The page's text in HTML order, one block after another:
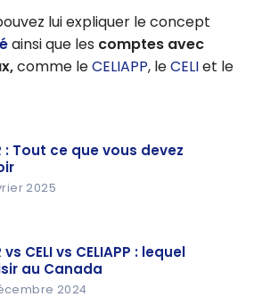
lui expliquer le concept
ainsi que les comptes avec
comme leCELIAPP, leCELIet le
: Tout ce que vous devez
2025
vs CELI vs CELIAPP : lequel
au Canada
2024